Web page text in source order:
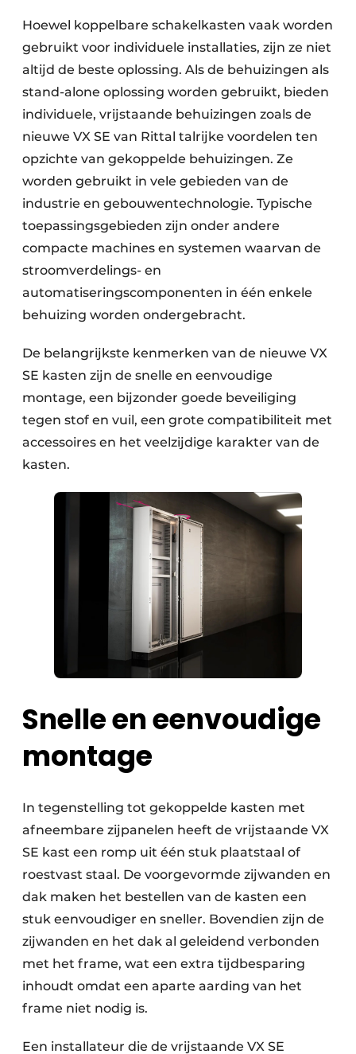
Hoewel koppelbare schakelkasten vaak worden
gebruikt voor individuele installaties, zijn ze niet
altijd de beste oplossing. Als de behuizingen als
stand-alone oplossing worden gebruikt, bieden
individuele, vrijstaande behuizingen zoals de
nieuwe VX SE van Rittal talrijke voordelen ten
opzichte van gekoppelde behuizingen. Ze
worden gebruikt in vele gebieden van de
industrie en gebouwentechnologie. Typische
toepassingsgebieden zijn onder andere
compacte machines en systemen waarvan de
stroomverdelings- en
automatiseringscomponenten in één enkele
behuizing worden ondergebracht.
De belangrijkste kenmerken van de nieuwe VX
SE kasten zijn de snelle en eenvoudige
montage, een bijzonder goede beveiliging
tegen stof en vuil, een grote compatibiliteit met
accessoires en het veelzijdige karakter van de
kasten.
Snelle en eenvoudige
montage
In tegenstelling tot gekoppelde kasten met
afneembare zijpanelen heeft de vrijstaande VX
SE kast een romp uit één stuk plaatstaal of
roestvast staal. De voorgevormde zijwanden en
dak maken het bestellen van de kasten een
stuk eenvoudiger en sneller. Bovendien zijn de
zijwanden en het dak al geleidend verbonden
met het frame, wat een extra tijdbesparing
inhoudt omdat een aparte aarding van het
frame niet nodig is.
Een installateur die de vrijstaande VX SE